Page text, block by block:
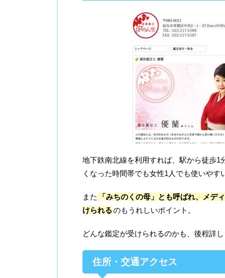
地下鉄南北線を利用すれば、駅から徒歩
くなった時間帯でも女性1人でも使いやす
また
「みちのくの母」とも呼ばれ、メデ
けられるのもうれしいポイント。
どんな鑑定が受けられるのかも、後程詳し
住所・交通アクセス